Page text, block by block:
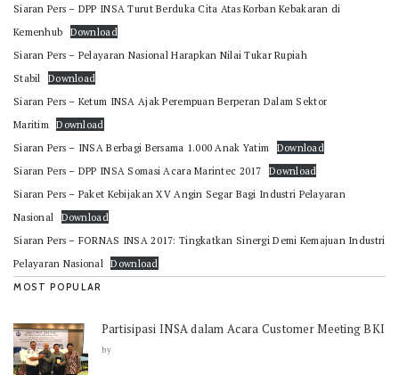
Siaran Pers – DPP INSA Turut Berduka Cita Atas Korban Kebakaran di
Kemenhub Download
Siaran Pers – Pelayaran Nasional Harapkan Nilai Tukar Rupiah
Stabil
Download
Siaran Pers – Ketum INSA Ajak Perempuan Berperan Dalam Sektor
Maritim
Download
Siaran Pers – INSA Berbagi Bersama 1.000 Anak Yatim
Download
Siaran Pers – DPP INSA Somasi Acara Marintec 2017
Download
Siaran Pers – Paket Kebijakan XV Angin Segar Bagi Industri Pelayaran
Nasional
Download
Siaran Pers – FORNAS INSA 2017: Tingkatkan Sinergi Demi Kemajuan Industri
Pelayaran Nasional
Download
MOST POPULAR
Partisipasi INSA dalam Acara Customer Meeting BKI
by